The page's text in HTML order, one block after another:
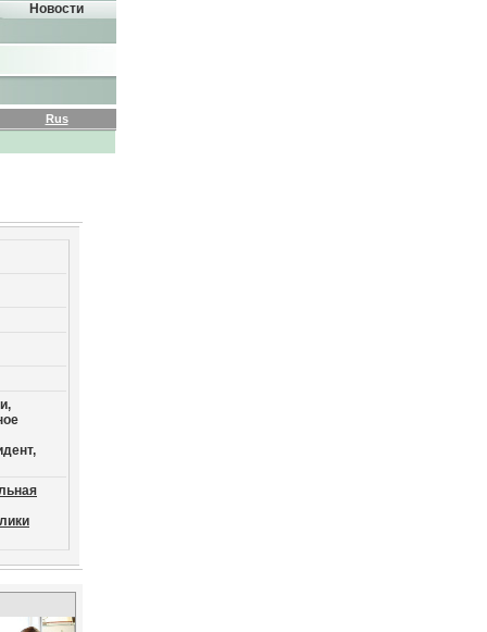
Новости
Rus